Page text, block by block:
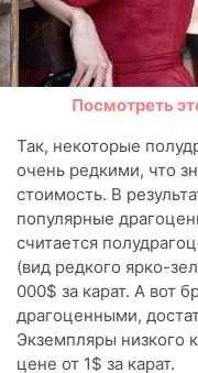
Посмотреть
Так, некоторые
очень редкими, что
стоимость. В
популярные
считается
(вид редкого ярко-
000$ за карат. А вот
драгоценными,
Экземпляры низкого
цене от 1$ за карат.